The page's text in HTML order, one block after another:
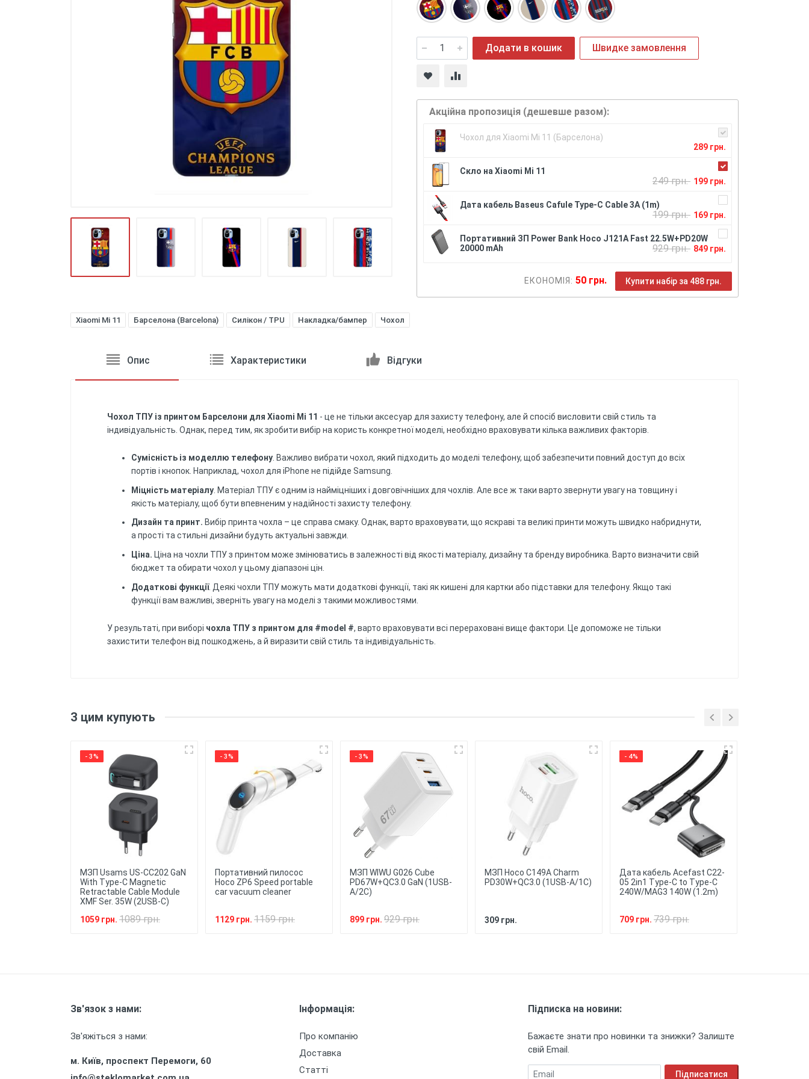
Автоаксесуари для смартфонів
Смарт гаджети та аксесуари
Додати в кошик Швидке замовлення
Акційна пропозиція (дешевше разом):
Чохол для Xiaomi Mi 11 (Барселона)
289 грн.
Скло на Xiaomi Mi 11
249 грн. 199 грн.
Дата кабель Baseus Cafule Type-C Cable 3A (1m)
199 грн. 169 грн.
Портативний ЗП Power Bank Hoco J121A Fast 22.5W+PD20W
20000 mAh
929 грн. 849 грн.
ЕКОНОМІЯ: 50 грн. Купити набір за 488 грн.
Xiaomi Mi 11 Барселона (Barcelona) Силікон / TPU Накладка/бампер Чохол
Опис Характеристики Відгуки
Чохол ТПУ із принтом Барселони для Xiaomi Mi 11 - це не тільки аксесуар для захисту телефону, але й спосіб висловити свій стиль та
індивідуальність. Однак, перед тим, як зробити вибір на користь конкретної моделі, необхідно враховувати кілька важливих факторів.
Сумісність із моделлю телефону . Важливо вибрати чохол, який підходить до моделі телефону, щоб забезпечити повний доступ до всіх
портів і кнопок. Наприклад, чохол для iPhone не підійде Samsung.
Міцність матеріалу . Матеріал ТПУ є одним із найміцніших і довговічніших для чохлів. Але все ж таки варто звернути увагу на товщину і
якість матеріалу, щоб бути впевненим у надійності захисту телефону.
Дизайн та принт. Вибір принта чохла – це справа смаку. Однак, варто враховувати, що яскраві та великі принти можуть швидко набриднути,
а прості та стильні дизайни будуть актуальні завжди.
Ціна. Ціна на чохли ТПУ з принтом може змінюватись в залежності від якості матеріалу, дизайну та бренду виробника. Варто визначити свій
бюджет та обирати чохол у цьому діапазоні цін.
Додаткові функції. Деякі чохли ТПУ можуть мати додаткові функції, такі як кишені для картки або підставки для телефону. Якщо такі
функції вам важливі, зверніть увагу на моделі з такими можливостями.
У результаті, при виборі чохла ТПУ з принтом для #model #, варто враховувати всі перераховані вище фактори. Це допоможе не тільки
захистити телефон від пошкоджень, а й виразити свій стиль та індивідуальність.
Друк
: Чохол забезпечує захист від ударів, подряпин та пилу, забезпечуючи надійний захист для вашого
смартфона.
Зручність
використання: Чохол забезпечує повний доступ до всіх портів та кнопок вашого смартфона, дозволяючи
використовувати пристрій із зручністю та комфортом.
Легкість
: Чохол виготовлений з легкого матеріалу, який не додає додаткової ваги до вашого смартфону,
забезпечуючи зручність та комфорт у використанні.
: Силіконовий (ТПУ) матеріал чохла забезпечує високу міцність та довговічність, зберігаючи зовнішній
вигляд та якість захисту на довгий час.
★ Опублікувати
З цим купують
- 3%
МЗП Usams US-CC202 GaN
With Type-C Magnetic
Retractable Cable Module
XMF Ser. 35W (2USB-C)
1059 грн. 1089 грн.
- 3%
Портативний пилосос
Hoco ZP6 Speed portable
car vacuum cleaner
1129 грн. 1159 грн.
- 3%
МЗП WIWU G026 Cube
PD67W+QC3.0 GaN (1USB-
A/2C)
899 грн. 929 грн.
МЗП Hoco C149A Charm
PD30W+QC3.0 (1USB-A/1C)
309 грн.
- 4%
Дата кабель Acefast C22-
05 2in1 Type-C to Type-C
240W/MAG3 140W (1.2m)
709 грн. 739 грн.
Зв'язок з нами:
Зв'яжіться з нами:
м. Київ, проспект Перемоги, 60
Інформація:
Про компанію
Доставка
Статті
Підписка на новини:
Бажаєте знати про новинки та знижки? Залиште
свій Email.
Email Підписатися